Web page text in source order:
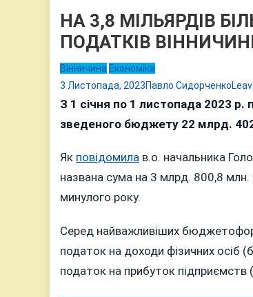
НА 3,8 МІЛЬЯРДІВ
ПОДАТКІВ
Вінничина Економіка
3 Листопада, 2023Павло Сидорченко
З 1 січня по 1 листопада 2023 р.
зведеного бюджету 22 млрд.
Як повідомила в.о. начальника
названа сума на 3 млрд. 800,8 млн.
минулого року.
Серед найважливіших
податок на доходи фізичних осіб
податок на прибуток підприємств